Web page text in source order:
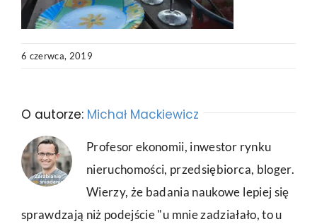
6 czerwca, 2019
O autorze: Michał Mackiewicz
Profesor ekonomii, inwestor rynku
nieruchomości, przedsiębiorca, bloger.
Wierzy, że badania naukowe lepiej się
sprawdzają niż podejście "u mnie zadziałało, to u